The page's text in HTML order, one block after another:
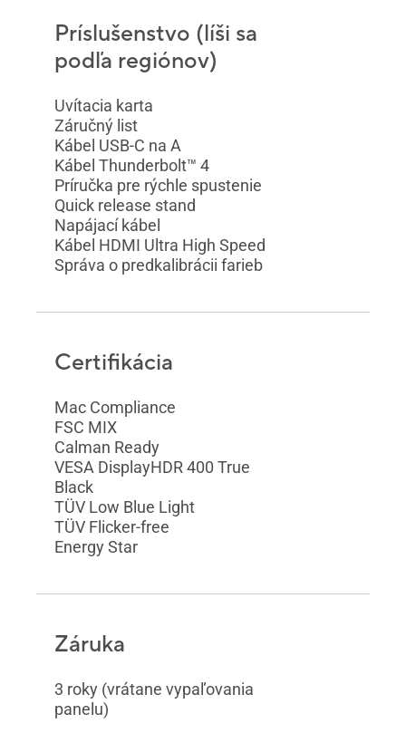
Príslušenstvo (líši sa
podľa regiónov)
Uvítacia karta
Záručný list
Kábel USB-C na A
Kábel Thunderbolt™ 4
Príručka pre rýchle spustenie
Quick release stand
Napájací kábel
Kábel HDMI Ultra High Speed
Správa o predkalibrácii farieb
Certifikácia
Mac Compliance
FSC MIX
Calman Ready
VESA DisplayHDR 400 True
Black
TÜV Low Blue Light
TÜV Flicker-free
Energy Star
Záruka
3 roky (vrátane vypaľovania
panelu)